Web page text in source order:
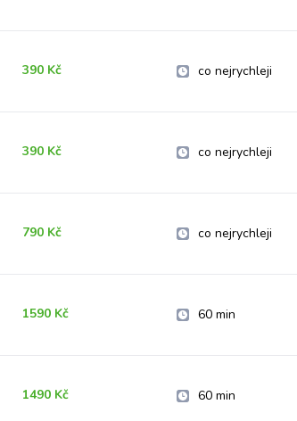
390 Kč co nejrychleji
390 Kč co nejrychleji
790 Kč co nejrychleji
1590 Kč 60 min
1490 Kč 60 min